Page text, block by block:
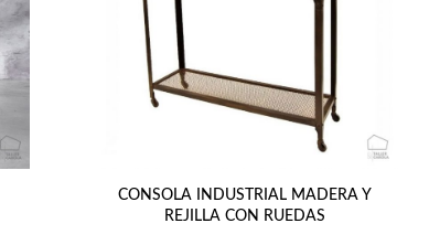
CONSOLA INDUSTRIAL MADERA Y
REJILLA CON RUEDAS